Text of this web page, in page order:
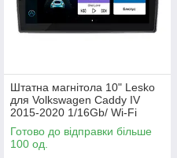
Штатна магнітола 10" Lesko
для Volkswagen Caddy IV
2015-2020 1/16Gb/ Wi-Fi
Optima Вольксваген шт.
Готово до відправки більше
100 од.